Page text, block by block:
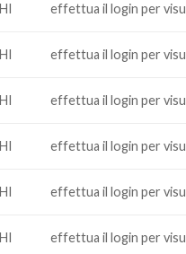
effettua il login per
effettua il login per
effettua il login per
effettua il login per
effettua il login per
effettua il login per